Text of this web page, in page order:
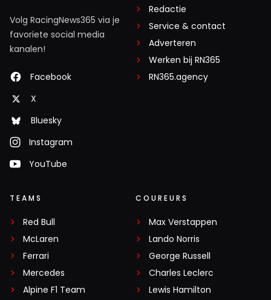
Volg RacingNews365 via je
favoriete social media
kanalen!
Facebook
X
Bluesky
Instagram
YouTube
Redactie
Service & contact
Adverteren
Werken bij RN365
RN365.agency
TEAMS
Red Bull
McLaren
Ferrari
Mercedes
Alpine F1 Team
COUREURS
Max Verstappen
Lando Norris
George Russell
Charles Leclerc
Lewis Hamilton